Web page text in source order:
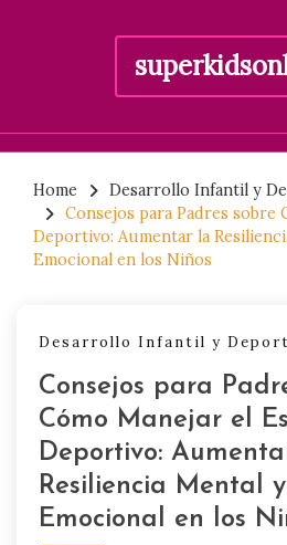
content
Home
Desarrollo Infantil y
Consejos para Padres sobre
Deportivo: Aumentar la
Emocional en los Niños
Desarrollo Infantil y
Consejos para
Cómo Manejar el
Deportivo:
Resiliencia Mental
Emocional en los